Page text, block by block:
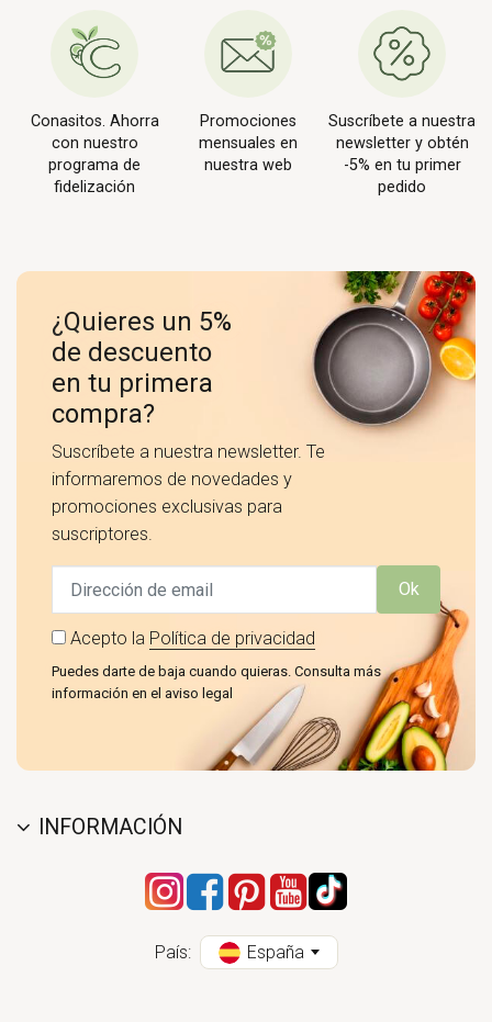
Conasitos. Ahorra
con nuestro
programa de
fidelización
Promociones
mensuales en
nuestra web
Suscríbete a nuestra
newsletter y obtén
-5% en tu primer
pedido
¿Quieres un 5%
de descuento
en tu primera
compra?
Suscríbete a nuestra newsletter. Te
informaremos de novedades y
promociones exclusivas para
suscriptores.
Ok
Acepto la Política de privacidad
Puedes darte de baja cuando quieras. Consulta más
información en el aviso legal
INFORMACIÓN
País: España